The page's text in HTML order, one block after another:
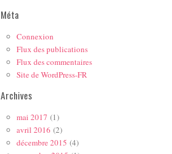
Méta
Connexion
Flux des publications
Flux des commentaires
Site de WordPress-FR
Archives
mai 2017 (1)
avril 2016 (2)
décembre 2015 (4)